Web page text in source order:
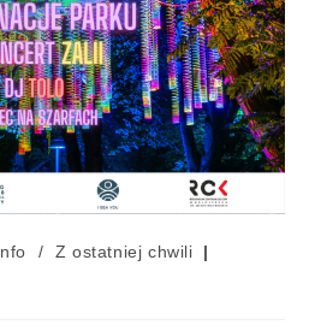
/
Z ostatniej chwili